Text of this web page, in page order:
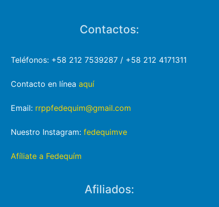
Contactos:
Teléfonos: +58 212 7539287 / +58 212 4171311
Contacto en líneaaquí
Email: rrppfedequim@gmail.com
Nuestro Instagram:fedequimve
Afíliate a Fedequím
Afiliados: